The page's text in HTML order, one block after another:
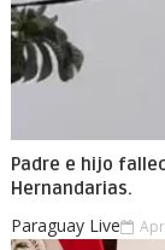
Padre e hijo
Hernandarias.
Paraguay Live